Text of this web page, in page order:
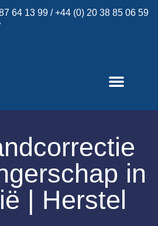
64 13 99 / +44 (0) 20 38 85 06 59
in
| Herstel